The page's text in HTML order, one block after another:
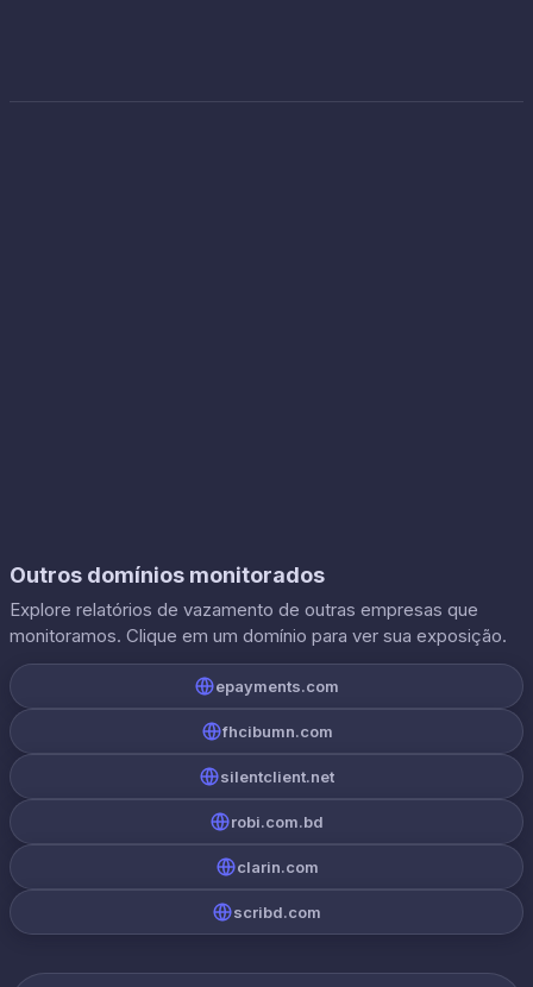
Outros domínios monitorados
Explore relatórios de vazamento de outras empresas que
monitoramos. Clique em um domínio para ver sua exposição.
epayments.com
fhcibumn.com
silentclient.net
robi.com.bd
clarin.com
scribd.com